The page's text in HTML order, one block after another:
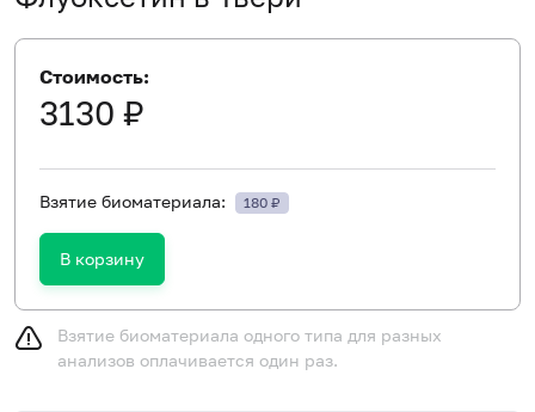
Стоимость:
3130 ₽
Взятие биоматериала: 180 ₽
В корзину
Взятие биоматериала одного типа для разных
анализов оплачивается один раз.